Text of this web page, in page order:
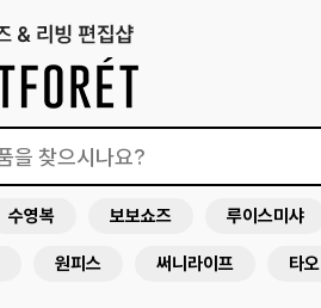
수영복 보보쇼즈 루이스미샤
원피스 써니라이프 타오